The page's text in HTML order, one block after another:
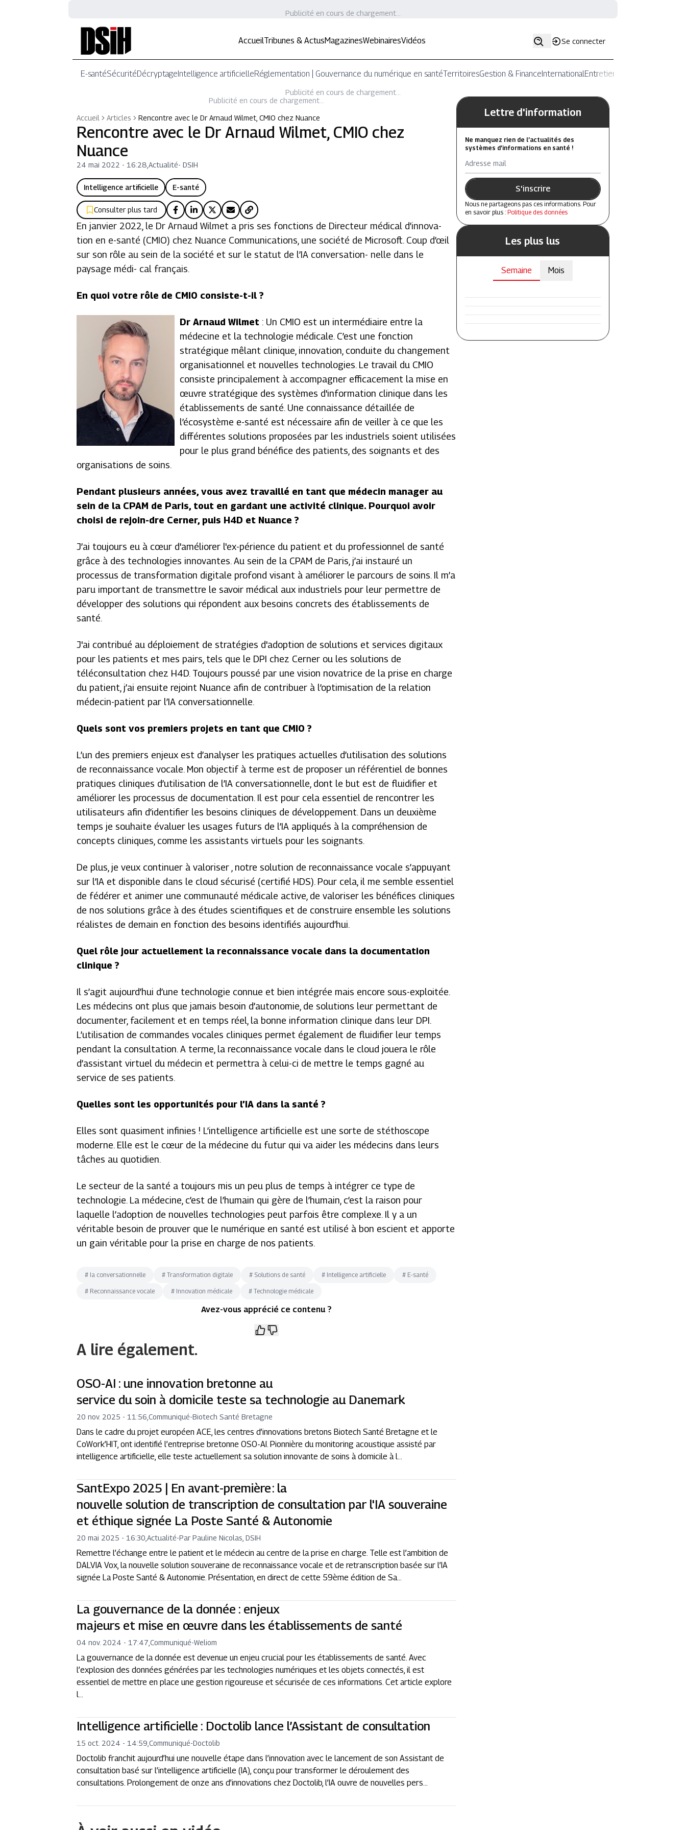
Publicité en cours de chargement...
AccueilTribunes & ActusMagazinesWebinairesVidéos Se connecter
E-santéSécuritéDécryptageIntelligence artificielleRéglementation | Gouvernance du numérique en santéTerritoiresGestion & FinanceInternationalEntretiens
Publicité en cours de chargement...
Publicité en cours de chargement...
Accueil
Articles Rencontre avec le Dr Arnaud Wilmet, CMIO chez Nuance
Rencontre avec le Dr Arnaud Wilmet, CMIO chez
Nuance
24 mai 2022 - 16:28 ,Actualité-DSIH
Intelligence artificielle E-santé
Consulter plus tard
En janvier 2022, le Dr Arnaud Wilmet a pris ses fonctions de Directeur médical d’innova-
tion en e-santé (CMIO) chez Nuance Communications, une société de Microsoft. Coup d’œil
sur son rôle au sein de la société et sur le statut de l’IA conversation- nelle dans le
paysage médi- cal français.
En quoi votre rôle de CMIO consiste-t-il ?
Dr Arnaud Wilmet : Un CMIO est un intermédiaire entre la
médecine et la technologie médicale. C’est une fonction
stratégique mêlant clinique, innovation, conduite du changement
organisationnel et nouvelles technologies. Le travail du CMIO
consiste principalement à accompagner efficacement la mise en
œuvre stratégique des systèmes d'information clinique dans les
établissements de santé. Une connaissance détaillée de
l’écosystème e-santé est nécessaire afin de veiller à ce que les
différentes solutions proposées par les industriels soient utilisées
pour le plus grand bénéfice des patients, des soignants et des
organisations de soins.
Pendant plusieurs années, vous avez travaillé en tant que médecin manager au
sein de la CPAM de Paris, tout en gardant une activité clinique. Pourquoi avoir
choisi de rejoin-dre Cerner, puis H4D et Nuance ?
J’ai toujours eu à cœur d'améliorer l'ex-périence du patient et du professionnel de santé
grâce à des technologies innovantes. Au sein de la CPAM de Paris, j’ai instauré un
processus de transformation digitale profond visant à améliorer le parcours de soins. Il m’a
paru important de transmettre le savoir médical aux industriels pour leur permettre de
développer des solutions qui répondent aux besoins concrets des établissements de
santé.
J'ai contribué au déploiement de stratégies d'adoption de solutions et services digitaux
pour les patients et mes pairs, tels que le DPI chez Cerner ou les solutions de
téléconsultation chez H4D. Toujours poussé par une vision novatrice de la prise en charge
du patient, j’ai ensuite rejoint Nuance afin de contribuer à l’optimisation de la relation
médecin-patient par l’IA conversationnelle.
Quels sont vos premiers projets en tant que CMIO ?
L’un des premiers enjeux est d’analyser les pratiques actuelles d’utilisation des solutions
de reconnaissance vocale. Mon objectif à terme est de proposer un référentiel de bonnes
pratiques cliniques d’utilisation de l’IA conversationnelle, dont le but est de fluidifier et
améliorer les processus de documentation. Il est pour cela essentiel de rencontrer les
utilisateurs afin d’identifier les besoins cliniques de développement. Dans un deuxième
temps je souhaite évaluer les usages futurs de l’IA appliqués à la compréhension de
concepts cliniques, comme les assistants virtuels pour les soignants.
De plus, je veux continuer à valoriser , notre solution de reconnaissance vocale s’appuyant
sur l’IA et disponible dans le cloud sécurisé (certifié HDS). Pour cela, il me semble essentiel
de fédérer et animer une communauté médicale active, de valoriser les bénéfices cliniques
de nos solutions grâce à des études scientifiques et de construire ensemble les solutions
réalistes de demain en fonction des besoins identifiés aujourd’hui.
Quel rôle jour actuellement la reconnaissance vocale dans la documentation
clinique ?
Il s’agit aujourd’hui d’une technologie connue et bien intégrée mais encore sous-exploitée.
Les médecins ont plus que jamais besoin d’autonomie, de solutions leur permettant de
documenter, facilement et en temps réel, la bonne information clinique dans leur DPI.
L’utilisation de commandes vocales cliniques permet également de fluidifier leur temps
pendant la consultation. A terme, la reconnaissance vocale dans le cloud jouera le rôle
d’assistant virtuel du médecin et permettra à celui-ci de mettre le temps gagné au
service de ses patients.
Quelles sont les opportunités pour l’IA dans la santé ?
Elles sont quasiment infinies ! L’intelligence artificielle est une sorte de stéthoscope
moderne. Elle est le cœur de la médecine du futur qui va aider les médecins dans leurs
tâches au quotidien.
Le secteur de la santé a toujours mis un peu plus de temps à intégrer ce type de
technologie. La médecine, c’est de l’humain qui gère de l’humain, c’est la raison pour
laquelle l’adoption de nouvelles technologies peut parfois être complexe. Il y a un
véritable besoin de prouver que le numérique en santé est utilisé à bon escient et apporte
un gain véritable pour la prise en charge de nos patients.
# Ia conversationnelle #Transformation digitale # Solutions de santé # Intelligence artificielle # E-santé
# Reconnaissance vocale # Innovation médicale #Technologie médicale
Avez-vous apprécié ce contenu ?
A lire également.
OSO-AI : une innovation bretonne au
service du soin à domicile teste sa technologie au Danemark
20 nov. 2025 - 11:56 ,Communiqué-Biotech Santé Bretagne
Dans le cadre du projet européen ACE, les centres d’innovations bretons Biotech Santé Bretagne et le
CoWork’HIT, ont identifié l’entreprise bretonne OSO-AI. Pionnière du monitoring acoustique assisté par
intelligence artificielle, elle teste actuellement sa solution innovante de soins à domicile à l...
SantExpo 2025 | En avant-première : la
nouvelle solution de transcription de consultation par l'IA souveraine
et éthique signée La Poste Santé & Autonomie
20 mai 2025 - 16:30 ,Actualité-Par Pauline Nicolas, DSIH
Remettre l’échange entre le patient et le médecin au centre de la prise en charge. Telle est l’ambition de
DALVIA Vox, la nouvelle solution souveraine de reconnaissance vocale et de retranscription basée sur l’IA
signée La Poste Santé & Autonomie. Présentation, en direct de cette 59ème édition de Sa...
La gouvernance de la donnée : enjeux
majeurs et mise en œuvre dans les établissements de santé
04 nov. 2024 - 17:47 ,Communiqué-Weliom
La gouvernance de la donnée est devenue un enjeu crucial pour les établissements de santé. Avec
l’explosion des données générées par les technologies numériques et les objets connectés, il est
essentiel de mettre en place une gestion rigoureuse et sécurisée de ces informations. Cet article explore
l...
Intelligence artificielle : Doctolib lance l’Assistant de consultation
15 oct. 2024 - 14:59 ,Communiqué-Doctolib
Doctolib franchit aujourd’hui une nouvelle étape dans l’innovation avec le lancement de son Assistant de
consultation basé sur l’intelligence artificielle (IA), conçu pour transformer le déroulement des
consultations. Prolongement de onze ans d’innovations chez Doctolib, l’IA ouvre de nouvelles pers...
Lettre d'information
Ne manquez rien de l’actualités des
systèmes d’informations en santé !
Adresse mail
S'inscrire
Nous ne partageons pas ces informations. Pour
en savoir plus : Politique des données
Les plus lus
Semaine Mois